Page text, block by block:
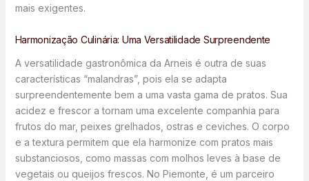
mais exigentes.
Harmonização Culinária: Uma Versatilidade Surpreendente
A versatilidade gastronômica da Arneis é outra de suas
características “malandras”, pois ela se adapta
surpreendentemente bem a uma vasta gama de pratos. Sua
acidez e frescor a tornam uma excelente companhia para
frutos do mar, peixes grelhados, ostras e ceviches. O corpo
e a textura permitem que ela harmonize com pratos mais
substanciosos, como massas com molhos leves à base de
vegetais ou queijos frescos. No Piemonte, é um parceiro